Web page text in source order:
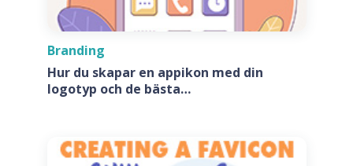
Branding
Hur du skapar en appikon med din
logotyp och de bästa